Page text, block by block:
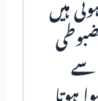
ہیں
سے